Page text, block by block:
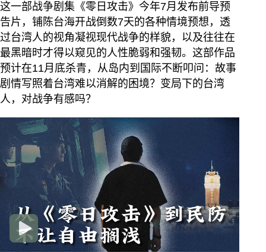
这一部战争剧集《零日攻击》今年7月发布前导预
告片，铺陈台海开战倒数7天的各种情境预想，透
过台湾人的视角凝视现代战争的样貌，以及往往在
最黑暗时才得以窥见的人性脆弱和强韧。这部作品
预计在11月底杀青，从岛内到国际不断叩问：故事
剧情写照着台湾难以消解的困境？变局下的台湾
人，对战争有感吗？